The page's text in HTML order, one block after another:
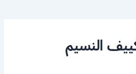
النسيم